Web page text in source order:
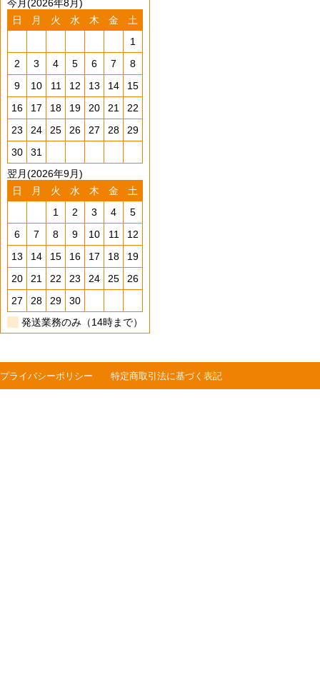
今月(2026年8月)
日
月 火 水 木 金
土
1
2
3 4 5 6 7
8
9
10 11 12 13 14
15
16
17 18 19 20 21
22
23
24 25 26 27 28
29
30
31
翌月(2026年9月)
日
月 火 水 木 金
土
1
2 3 4
5
6
7 8 9 10 11
12
13
14 15 16 17 18
19
20
21 22 23 24 25
26
27
28 29
30
発送業務のみ（14時まで）
プライバシーポリシー 特定商取引法に基づく表記